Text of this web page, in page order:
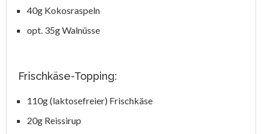
40g Kokosraspeln
opt. 35g Walnüsse
Frischkäse-Topping:
110g (laktosefreier) Frischkäse
20g Reissirup